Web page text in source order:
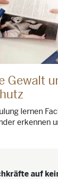
Gewalt
lernen
erkennen
auf